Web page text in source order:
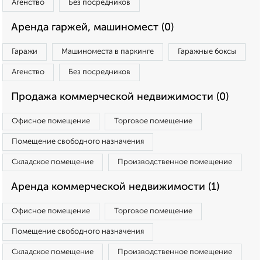
Агенство Без посредников
Аренда гаржей, машиномест (0)
Гаражи Машиноместа в паркинге Гаражные боксы
Агенство Без посредников
Продажа коммерческой недвижимости (0)
Офисное помещение Торговое помещение
Помещение свободного назначения
Складское помещение Производственное помещение
Аренда коммерческой недвижимости (1)
Офисное помещение Торговое помещение
Помещение свободного назначения
Складское помещение Производственное помещение